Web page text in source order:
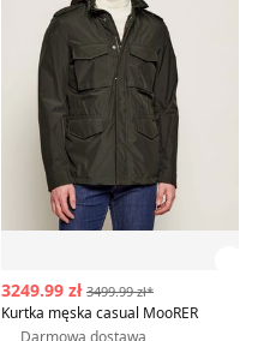
3249.99 zł 3499.99 zł*
Kurtka męska casual MooRER
Darmowa dostawa